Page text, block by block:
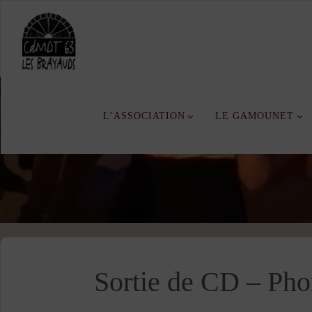
content
L’ASSOCIATION LE GAMOUNET
Sortie de CD –